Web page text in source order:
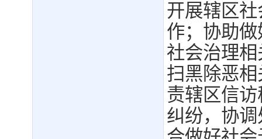
开展辖区
作；协助
社会治理
扫黑除恶
责辖区信
纠纷，协